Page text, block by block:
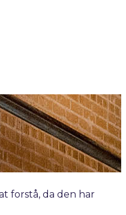
forstå, da den har